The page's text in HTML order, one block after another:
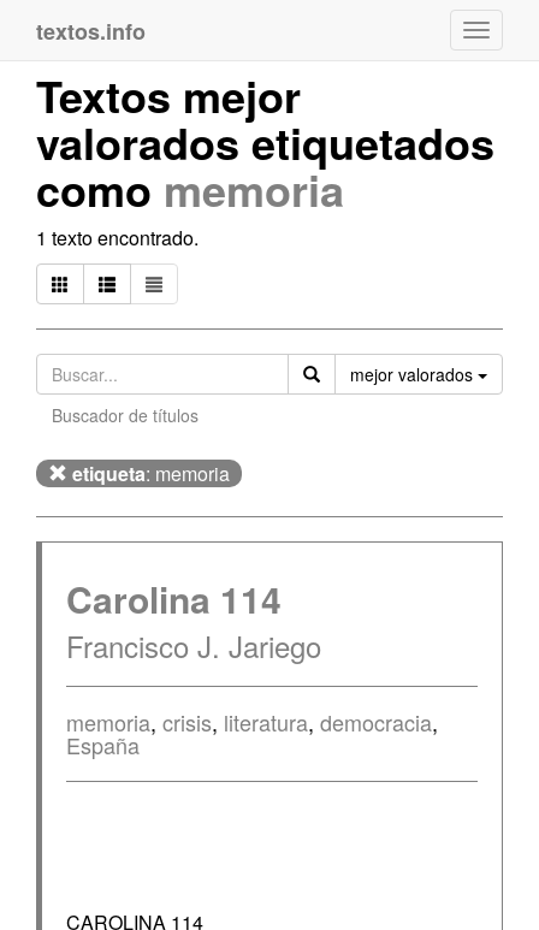
textos.info
Textos mejor
valorados etiquetados
como memoria
1 texto encontrado.
mejor valorados
Buscador de títulos
etiqueta: memoria
Carolina 114
Francisco J. Jariego
memoria, crisis, literatura, democracia,
España
CAROLINA 114